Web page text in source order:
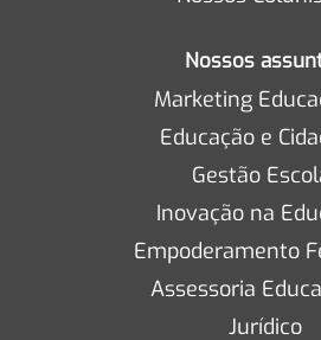
Nossos
Marketing
Educação e
Gestão
Inovação na
Empoderamento
Assessoria
Jurídico